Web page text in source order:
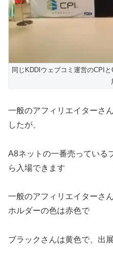
同じKDDIウェブコミ運営のCPI
一般のアフィリエイターさ
したが、
A8ネットの一番売っている
ら入場できます
一般のアフィリエイターさ
ホルダーの色は赤色で
ブラックさんは黄色で、出